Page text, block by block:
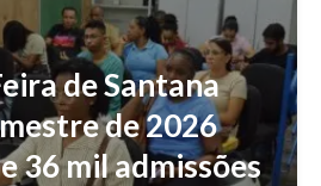
de Santana
de 2026
36 mil admissões